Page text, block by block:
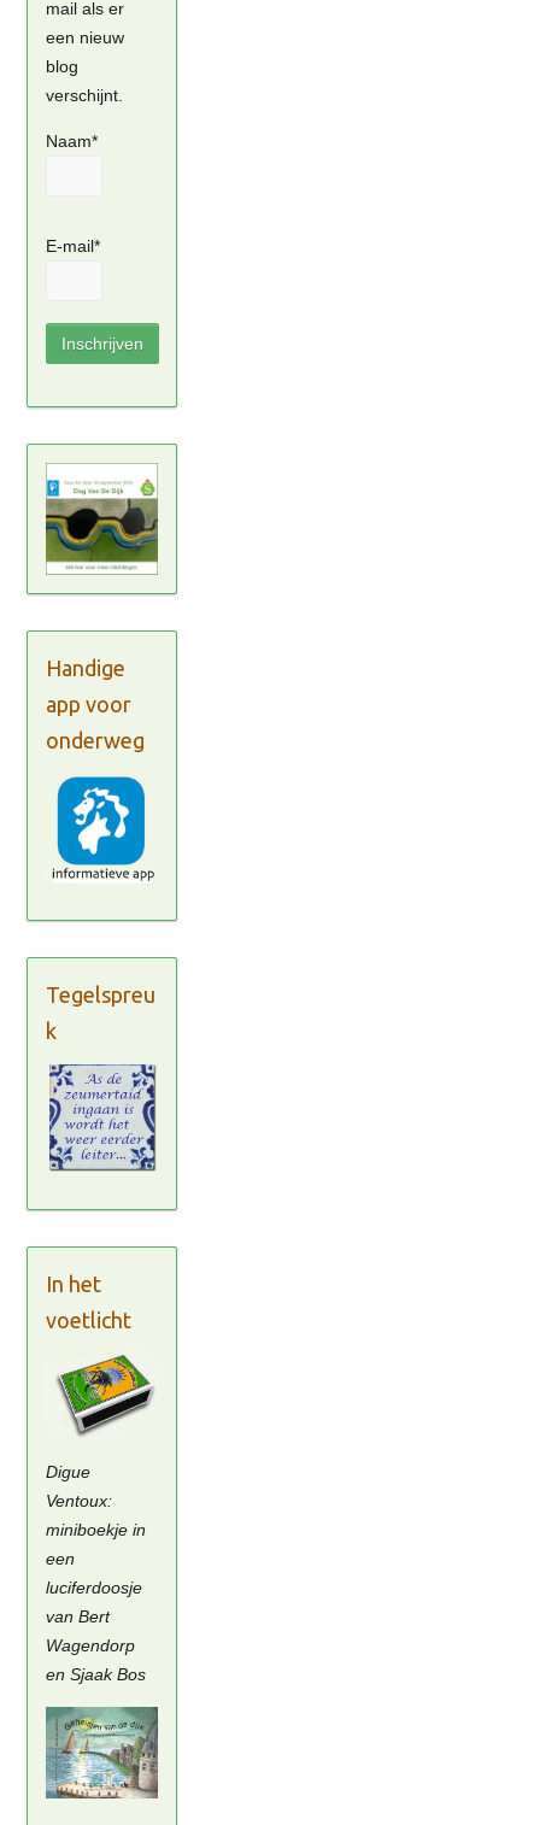
mail als er
een nieuw
blog
verschijnt.
Naam*
E-mail*
Handige
app voor
onderweg
Tegelspreu
k
In het
voetlicht
Digue
Ventoux:
miniboekje in
een
luciferdoosje
van Bert
Wagendorp
en Sjaak Bos